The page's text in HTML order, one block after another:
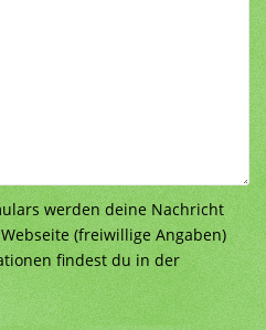
werden deine Nachricht
(freiwillige Angaben)
findest du in der